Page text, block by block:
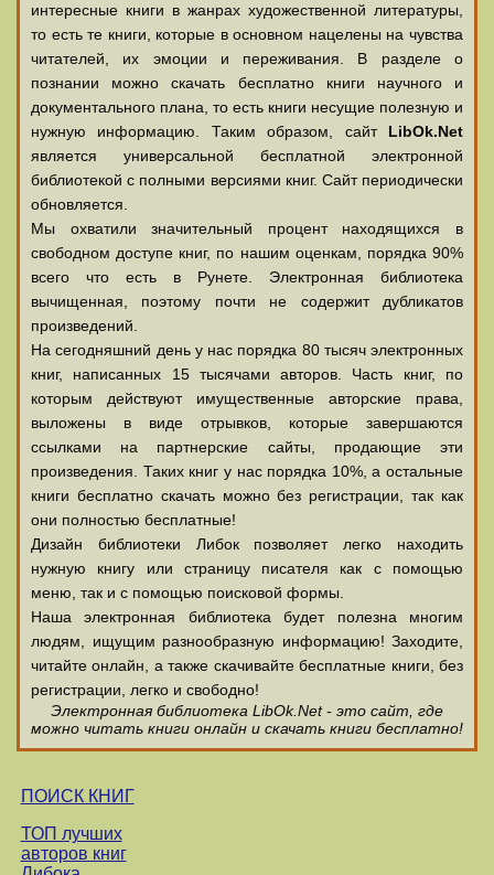
интересные книги в жанрах художественной литературы,
то есть те книги, которые в основном нацелены на чувства
читателей, их эмоции и переживания. В разделе о
познании можно скачать бесплатно книги научного и
документального плана, то есть книги несущие полезную и
нужную информацию. Таким образом, сайт LibOk.Net
является универсальной бесплатной электронной
библиотекой с полными версиями книг. Сайт периодически
обновляется.
Мы охватили значительный процент находящихся в
свободном доступе книг, по нашим оценкам, порядка 90%
всего что есть в Рунете. Электронная библиотека
вычищенная, поэтому почти не содержит дубликатов
произведений.
На сегодняшний день у нас порядка 80 тысяч электронных
книг, написанных 15 тысячами авторов. Часть книг, по
которым действуют имущественные авторские права,
выложены в виде отрывков, которые завершаются
ссылками на партнерские сайты, продающие эти
произведения. Таких книг у нас порядка 10%, а остальные
книги бесплатно скачать можно без регистрации, так как
они полностью бесплатные!
Дизайн библиотеки Либок позволяет легко находить
нужную книгу или страницу писателя как с помощью
меню, так и с помощью поисковой формы.
Наша электронная библиотека будет полезна многим
людям, ищущим разнообразную информацию! Заходите,
читайте онлайн, а также скачивайте бесплатные книги, без
регистрации, легко и свободно!
Электронная библиотека LibOk.Net - это сайт, где
можно читать книги онлайн и скачать книги бесплатно!
ПОИСК КНИГ
ТОП лучших
авторов книг